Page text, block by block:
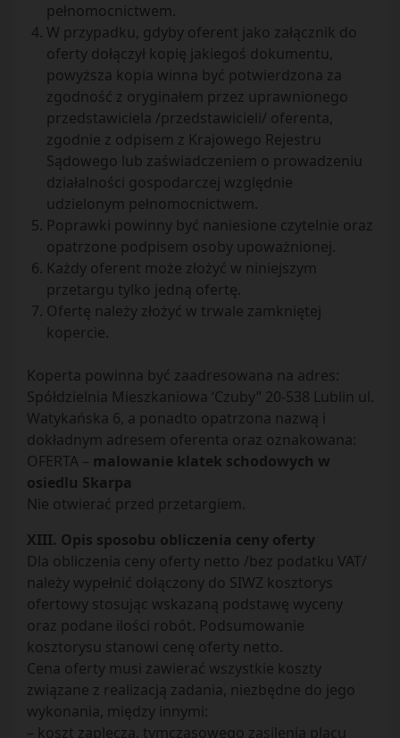
pełnomocnictwem.
W przypadku, gdyby oferent jako załącznik do
oferty dołączył kopię jakiegoś dokumentu,
powyższa kopia winna być potwierdzona za
zgodność z oryginałem przez uprawnionego
przedstawiciela /przedstawicieli/ oferenta,
zgodnie z odpisem z Krajowego Rejestru
Sądowego lub zaświadczeniem o prowadzeniu
działalności gospodarczej względnie
udzielonym pełnomocnictwem.
Poprawki powinny być naniesione czytelnie oraz
opatrzone podpisem osoby upoważnionej.
Każdy oferent może złożyć w niniejszym
przetargu tylko jedną ofertę.
Ofertę należy złożyć w trwale zamkniętej
kopercie.
Koperta powinna być zaadresowana na adres:
Spółdzielnia Mieszkaniowa ‘Czuby” 20-538 Lublin ul.
Watykańska 6, a ponadto opatrzona nazwą i
dokładnym adresem oferenta oraz oznakowana:
OFERTA – malowanie klatek schodowych w
osiedlu Skarpa
Nie otwierać przed przetargiem.
XIII. Opis sposobu obliczenia ceny oferty
Dla obliczenia ceny oferty netto /bez podatku VAT/
należy wypełnić dołączony do SIWZ kosztorys
ofertowy stosując wskazaną podstawę wyceny
oraz podane ilości robót. Podsumowanie
kosztorysu stanowi cenę oferty netto.
Cena oferty musi zawierać wszystkie koszty
związane z realizacją zadania, niezbędne do jego
wykonania, między innymi:
– koszt zaplecza, tymczasowego zasilenia placu